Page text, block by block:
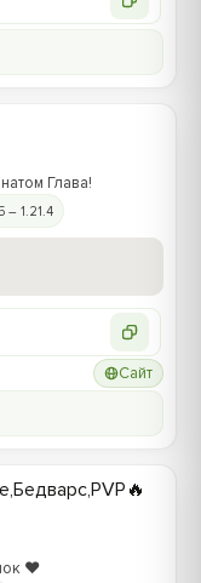
Глава!
– 1.21.4
Сайт
❤️